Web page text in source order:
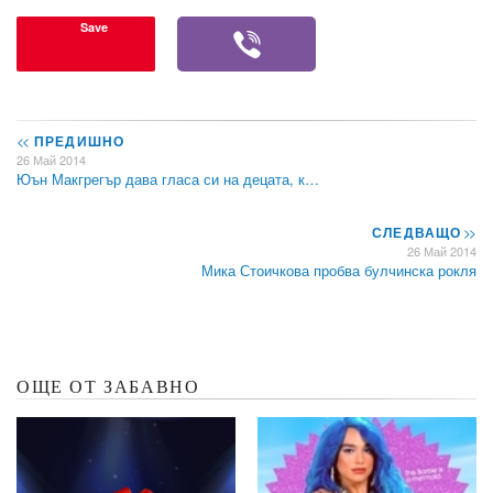
Save
<< ПРЕДИШНО
26 Май 2014
Юън Макгрегър дава гласа си на децата, к…
СЛЕДВАЩО>>
26 Май 2014
Мика Стоичкова пробва булчинска рокля
ОЩЕ ОТ ЗАБАВНО